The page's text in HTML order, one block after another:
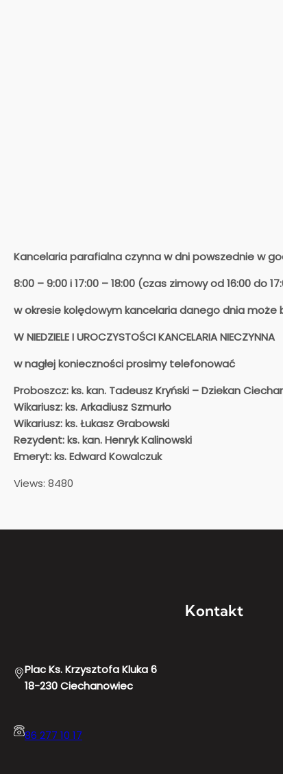
Kancelaria parafialna czynna w dni powszednie w
8:00 – 9:00 i 17:00 – 18:00 (czas zimowy od 16:00 do
w okresie kolędowym kancelaria danego dnia może
W NIEDZIELE I UROCZYSTOŚCI KANCELARIA NIECZYNNA
w nagłej konieczności prosimy telefonować
Proboszcz: ks. kan. Tadeusz Kryński – Dziekan
Wikariusz: ks. Arkadiusz Szmurło
Wikariusz: ks. Łukasz Grabowski
Rezydent: ks. kan. Henryk Kalinowski
Emeryt: ks. Edward Kowalczuk
Views: 8480
Kontakt
Plac Ks. Krzysztofa Kluka 6
18-230 Ciechanowiec
86 277 10 17